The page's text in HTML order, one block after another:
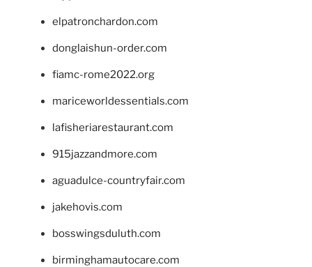
elpatronchardon.com
donglaishun-order.com
fiamc-rome2022.org
mariceworldessentials.com
lafisheriarestaurant.com
915jazzandmore.com
aguadulce-countryfair.com
jakehovis.com
bosswingsduluth.com
birminghamautocare.com